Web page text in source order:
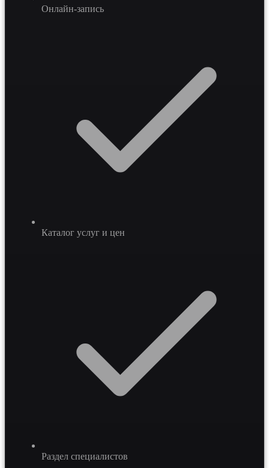
Онлайн-запись
Каталог услуг и цен
Раздел специалистов